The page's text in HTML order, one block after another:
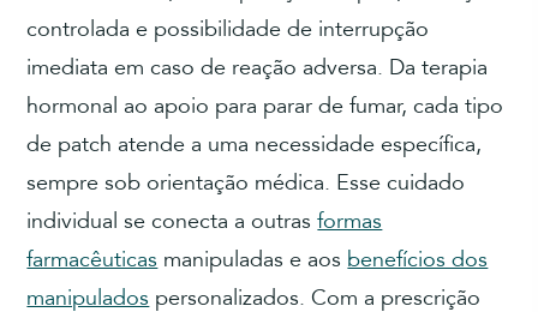
controlada e possibilidade de interrupção
imediata em caso de reação adversa. Da terapia
hormonal ao apoio para parar de fumar, cada tipo
de patch atende a uma necessidade específica,
sempre sob orientação médica. Esse cuidado
individual se conecta a outrasformas
farmacêuticas manipuladas e aos benefícios dos
manipulados personalizados. Com a prescrição